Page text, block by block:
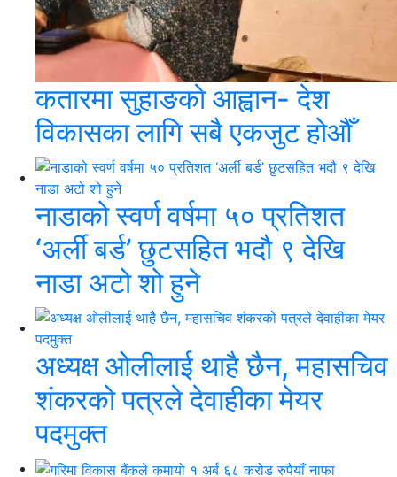
कतारमा सुहाङकाे आह्वान- देश
विकासका लागि सबै एकजुट होऔँ
नाडाको स्वर्ण वर्षमा ५० प्रतिशत
‘अर्ली बर्ड’ छुटसहित भदौ ९ देखि
नाडा अटो शो हुने
अध्यक्ष ओलीलाई थाहै छैन, महासचिव
शंकरको पत्रले देवाहीका मेयर
पदमुक्त